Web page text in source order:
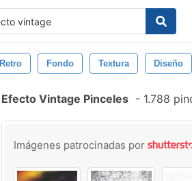
Retro Fondo Textura Diseño
Efecto Vintage Pinceles - 1.788
Imágenes patrocinadas por